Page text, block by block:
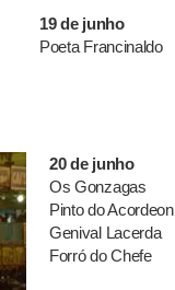
19 de junho
Poeta Francinaldo
20 de junho
Os Gonzagas
Pinto do Acordeon
Genival Lacerda
Forró do Chefe